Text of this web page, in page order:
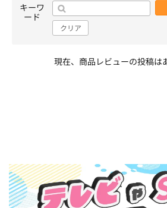
キーワ
ード
クリア
現在、商品レビューの投稿は